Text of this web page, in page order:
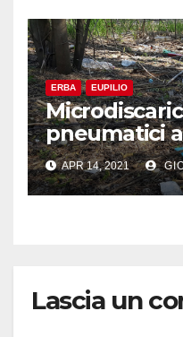
ERBA EUPILIO
pneumatici
Lambrone
APR 14, 2021
Lascia un